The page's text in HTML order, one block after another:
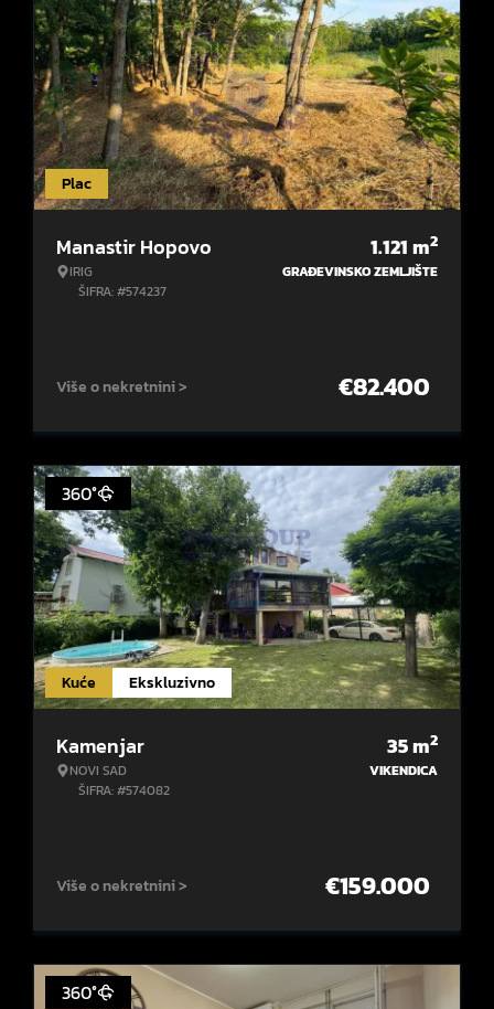
Plac
Manastir Hopovo
IRIG
ŠIFRA: #574237
1.121m2
GRAĐEVINSKO ZEMLJIŠTE
Više o nekretnini > €82.400
Kuće Ekskluzivno
360°
Kamenjar
NOVI SAD
ŠIFRA: #574082
35m2
VIKENDICA
Više o nekretnini > €159.000
360°